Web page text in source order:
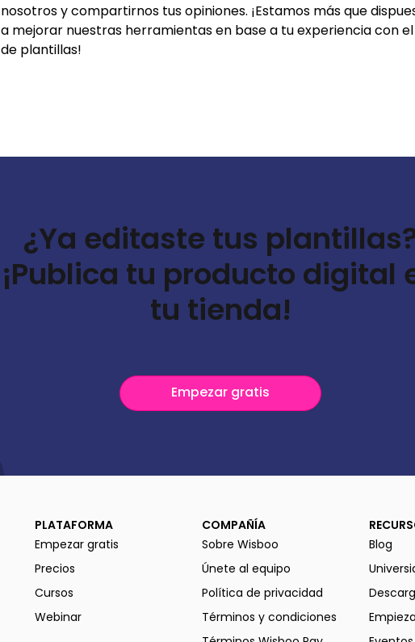
nosotros y compartirnos tus opiniones. ¡Estamos más que
a mejorar nuestras herramientas en base a tu experiencia con el
de plantillas!
¿Ya editaste tus
¡Publica tu producto digital
tu tienda!
Empezar gratis
PLATAFORMA
Empezar gratis
Precios
Cursos
Webinar
COMPAÑÍA
Sobre Wisboo
Únete al equipo
Política de privacidad
Términos y condiciones
Blog